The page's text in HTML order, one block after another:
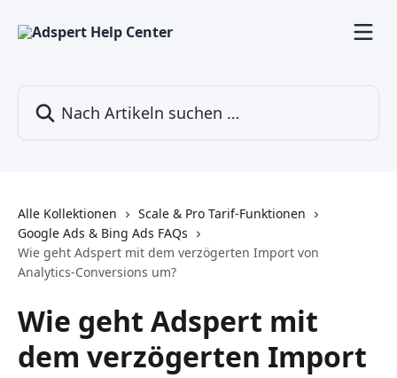
Alle Kollektionen
Scale & Pro Tarif-Funktionen
Google Ads & Bing Ads FAQs
Wie geht Adspert mit dem verzögerten Import von
Analytics-Conversions um?
Wie geht Adspert mit
dem verzögerten Import